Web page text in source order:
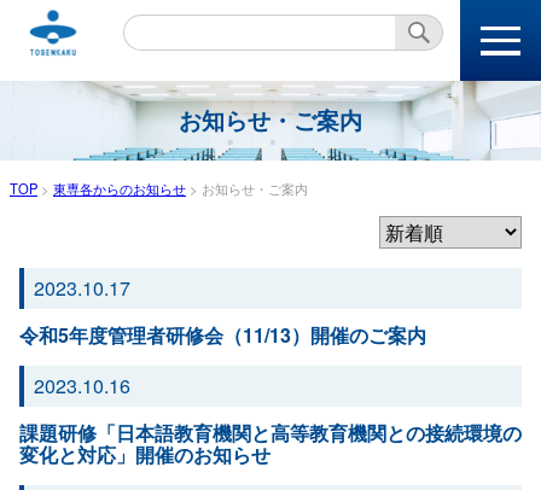
本文へ
お知らせ・ご案内
TOP > 東専各からのお知らせ > お知らせ・ご案内
2023.10.17
令和5年度管理者研修会（11/13）開催のご案内
2023.10.16
課題研修「日本語教育機関と高等教育機関との接続環境の
変化と対応」開催のお知らせ